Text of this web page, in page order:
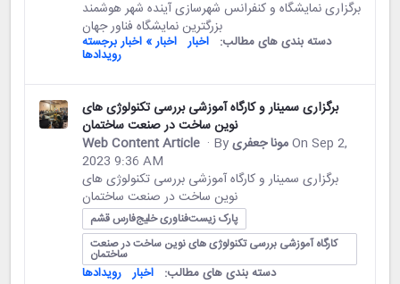
برگزاری نمایشگاه و کنفرانس شهرسازی آینده شهر هوشمند
بزرگترین نمایشگاه فناور جهان
دسته بندی های مطالب: اخبار اخبار » اخبار برجسته
رویدادها
برگزاری سمینار و کارگاه آموزشی بررسی تکنولوژی های
نوین ساخت در صنعت ساختمان
Web Content Article · Byمونا جعفریOn Sep 2,
2023 9:36 AM
برگزاری سمینار و کارگاه آموزشی بررسی تکنولوژی های
نوین ساخت در صنعت ساختمان
پارک زیست‌فناوری خلیج‌فارس قشم
کارگاه آموزشی بررسی تکنولوژی های نوین ساخت در صنعت
ساختمان
دسته بندی های مطالب: اخبار رویدادها